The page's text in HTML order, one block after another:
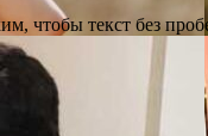
чтобы текст без